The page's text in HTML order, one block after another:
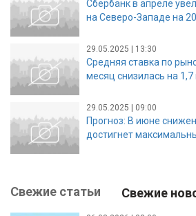
Сбербанк в апреле
на Северо-Западе на
29.05.2025 | 13:30
Средняя ставка по
месяц снизилась на 1,7
29.05.2025 | 09:00
Прогноз: В июне
достигнет
Свежие статьи Свежие